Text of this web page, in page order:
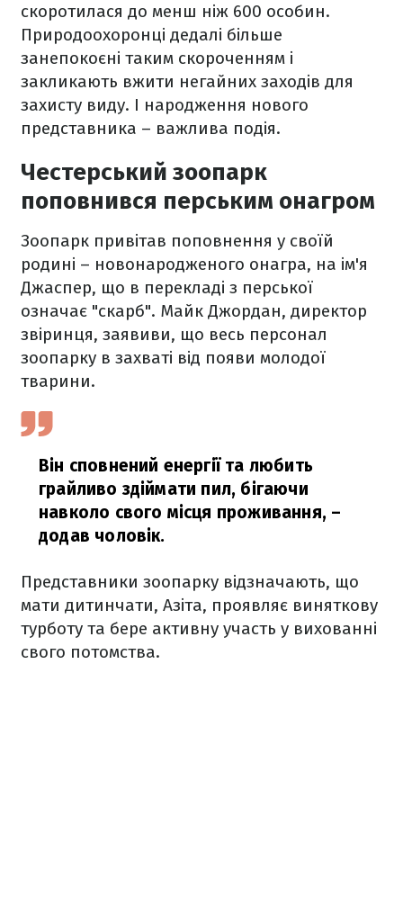
скоротилася до менш ніж 600 особин.
Природоохоронці дедалі більше
занепокоєні таким скороченням і
закликають вжити негайних заходів для
захисту виду. І народження нового
представника – важлива подія.
Честерський зоопарк
поповнився перським онагром
Зоопарк привітав поповнення у своїй
родині – новонародженого онагра, на ім'я
Джаспер, що в перекладі з перської
означає "скарб". Майк Джордан, директор
звіринця, заявиви, що весь персонал
зоопарку в захваті від появи молодої
тварини.
Він сповнений енергії та любить
грайливо здіймати пил, бігаючи
навколо свого місця проживання, –
додав чоловік.
Представники зоопарку відзначають, що
мати дитинчати, Азіта, проявляє виняткову
турботу та бере активну участь у вихованні
свого потомства.